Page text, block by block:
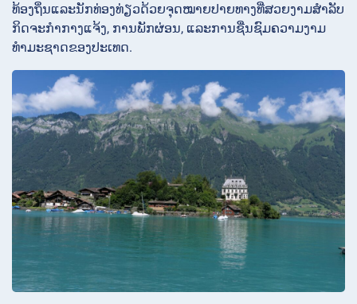
ທ້ອງຖິ່ນແລະນັກທ່ອງທ່ຽວດ້ວຍຈຸດໝາຍປາຍທາງທີ່ສວຍງາມສຳລັບ
ກິດຈະກຳກາງແຈ້ງ, ການພັກຜ່ອນ, ແລະການຊື່ນຊົມຄວາມງາມ
ທຳມະຊາດຂອງປະເທດ.